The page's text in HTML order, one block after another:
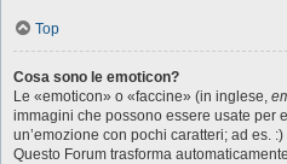
Top
Cosa sono le emoticon?
Le «emoticon» o «faccine» (in inglese,
immagini che possono essere usate per
un’emozione con pochi caratteri; ad es.
Questo Forum trasforma